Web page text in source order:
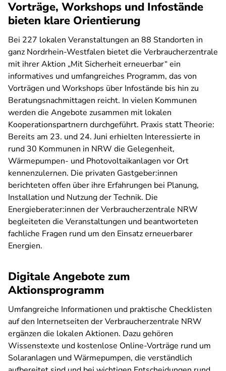
Vorträge, Workshops und Infostände
bieten klare Orientierung
Bei 227 lokalen Veranstaltungen an 88 Standorten in
ganz Nordrhein-Westfalen bietet die Verbraucherzentrale
mit ihrer Aktion „Mit Sicherheit erneuerbar“ ein
informatives und umfangreiches Programm, das von
Vorträgen und Workshops über Infostände bis hin zu
Beratungsnachmittagen reicht. In vielen Kommunen
werden die Angebote zusammen mit lokalen
Kooperationspartnern durchgeführt. Praxis statt Theorie:
Bereits am 23. und 24. Juni erhielten Interessierte in
rund 30 Kommunen in NRW die Gelegenheit,
Wärmepumpen- und Photovoltaikanlagen vor Ort
kennenzulernen. Die privaten Gastgeber:innen
berichteten offen über ihre Erfahrungen bei Planung,
Installation und Nutzung der Technik. Die
Energieberater:innen der Verbraucherzentrale NRW
begleiteten die Veranstaltungen und beantworteten
fachliche Fragen rund um den Einsatz erneuerbarer
Energien.
Digitale Angebote zum
Aktionsprogramm
Umfangreiche Informationen und praktische Checklisten
auf den Internetseiten der Verbraucherzentrale NRW
ergänzen die lokalen Aktionen. Dazu gehören
Wissenstexte und kostenlose Online-Vorträge rund um
Solaranlagen und Wärmepumpen, die verständlich